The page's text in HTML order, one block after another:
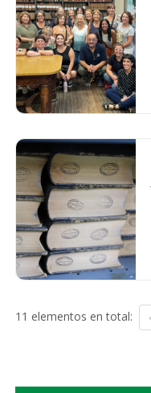
11 elementos en total: